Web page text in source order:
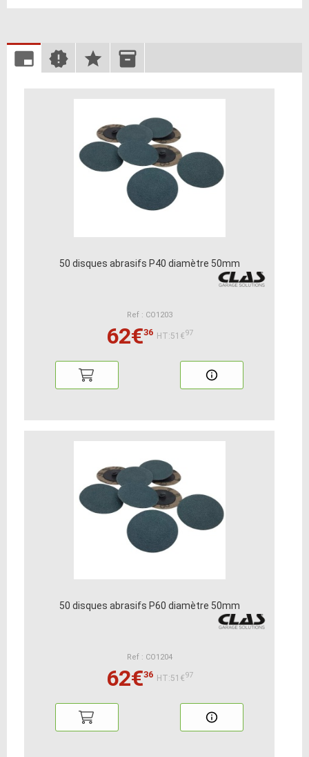
50 disques abrasifs P40 diamètre 50mm
Ref : CO1203
62€36 HT:51€97
50 disques abrasifs P60 diamètre 50mm
Ref : CO1204
62€36 HT:51€97